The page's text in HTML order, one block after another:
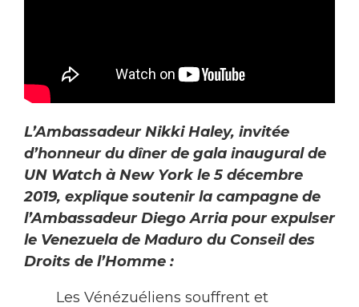
L’Ambassadeur Nikki Haley, invitée
d’honneur du dîner de gala inaugural de
UN Watch à New York le 5 décembre
2019, explique soutenir la campagne de
l’Ambassadeur Diego Arria pour expulser
le Venezuela de Maduro du Conseil des
Droits de l’Homme :
Les Vénézuéliens souffrent et